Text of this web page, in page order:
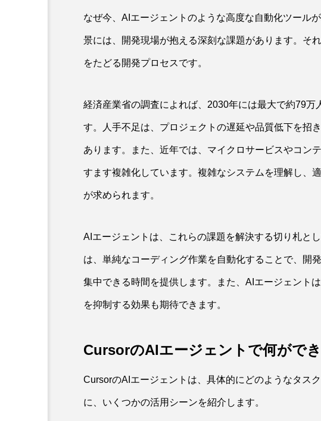
なぜ今、AIエージェントのような高度な自動化ツー
景には、開発現場が抱える深刻な課題があります。そ
をたどる開発プロセスです。
経済産業省の調査によれば、2030年には最大で約79万
す。人手不足は、プロジェクトの遅延や品質低下を招
あります。また、近年では、マイクロサービスやコン
すます複雑化しています。複雑なシステムを理解し、
が求められます。
AIエージェントは、これらの課題を解決する切り札と
は、単純なコーディング作業を自動化することで、開
集中できる時間を提供します。また、AIエージェント
を抑制する効果も期待できます。
CursorのAIエージェントで何がで
CursorのAIエージェントは、具体的にどのようなタ
に、いくつかの活用シーンを紹介します。